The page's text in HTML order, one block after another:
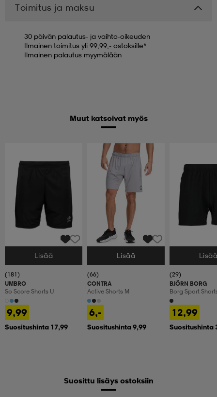
Toimitus ja maksu
30 päivän palautus- ja vaihto-oikeuden
Ilmainen toimitus yli 99,99,- ostoksille*
Ilmainen palautus myymälään
Muut katsoivat myös
Valitse Koko
Lisää
(181)
UMBRO
So Score Shorts U
9,99
Suositushinta 17,99
Valitse Koko
Lisää
(66)
CONTRA
Active Shorts M
6,-
Suositushinta 9,99
Valitse Koko
(29)
BJÖRN BORG
Borg Sport
12,99
Suositushinta
Suosittu lisäys ostoksiin